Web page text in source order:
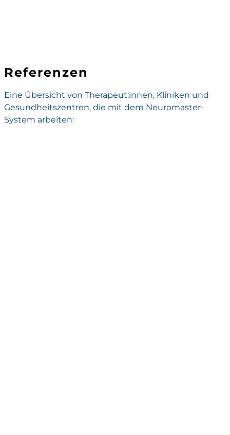
Referenzen
Eine Übersicht von Therapeut:innen, Kliniken und
Gesundheitszentren, die mit dem Neuromaster-
System arbeiten: